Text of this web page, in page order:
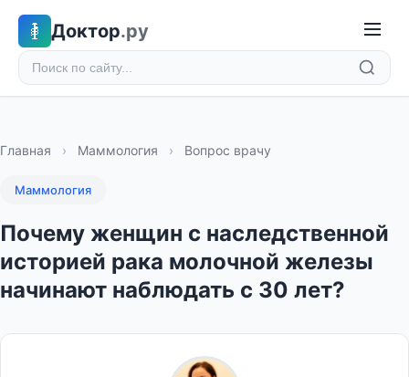
Доктор.ру
Главная › Маммология › Вопрос врачу
Маммология
Почему женщин с наследственной
историей рака молочной железы
начинают наблюдать с 30 лет?